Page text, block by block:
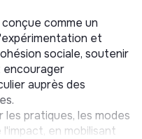
comme un
et
sociale, soutenir
encourager
auprès des
pratiques, les modes
en mobilisant